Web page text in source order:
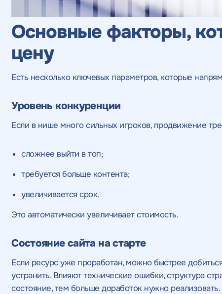
Основные факторы,
цену
Есть несколько ключевых параметров, которые
Уровень конкуренции
Если в нише много сильных игроков, продвижение
сложнее выйти в топ;
требуется больше контента;
увеличивается срок.
Это автоматически увеличивает стоимость.
Состояние сайта на старте
Если ресурс уже проработан, можно быстрее
устранить. Влияют технические ошибки, структура
состояние, тем больше доработок нужно реализовать.
данных
конфиденциальности
данных
конфиденциальности
соглашаетесь c политикой
Нажимая на кнопку, "Отправить" вы даете согласие
на обработку персональных данных и
соглашаетесь cполитикой конфиденциальности
соглашаетесь c